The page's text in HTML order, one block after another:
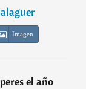
Imagen
el año